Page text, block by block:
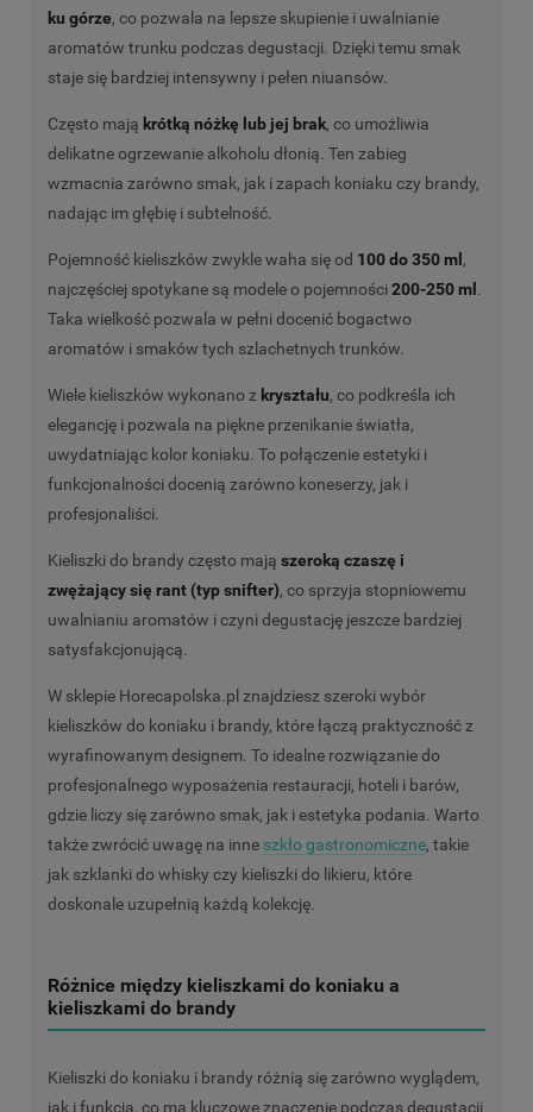
ku górze, co pozwala na lepsze skupienie i uwalnianie
aromatów trunku podczas degustacji. Dzięki temu smak
staje się bardziej intensywny i pełen niuansów.
Często mają krótką nóżkę lub jej brak, co umożliwia
delikatne ogrzewanie alkoholu dłonią. Ten zabieg
wzmacnia zarówno smak, jak i zapach koniaku czy brandy,
nadając im głębię i subtelność.
Pojemność kieliszków zwykle waha się od 100 do 350 ml ,
najczęściej spotykane są modele o pojemności200-250 ml .
Taka wielkość pozwala w pełni docenić bogactwo
aromatów i smaków tych szlachetnych trunków.
Wiele kieliszków wykonano z kryształu, co podkreśla ich
elegancję i pozwala na piękne przenikanie światła,
uwydatniając kolor koniaku. To połączenie estetyki i
funkcjonalności docenią zarówno koneserzy, jak i
profesjonaliści.
Kieliszki do brandy często mają szeroką czaszę i
zwężający się rant (typ snifter), co sprzyja stopniowemu
uwalnianiu aromatów i czyni degustację jeszcze bardziej
satysfakcjonującą.
W sklepie Horecapolska.pl znajdziesz szeroki wybór
kieliszków do koniaku i brandy, które łączą praktyczność z
wyrafinowanym designem. To idealne rozwiązanie do
profesjonalnego wyposażenia restauracji, hoteli i barów,
gdzie liczy się zarówno smak, jak i estetyka podania. Warto
także zwrócić uwagę na inne szkło gastronomiczne, takie
jak szklanki do whisky czy kieliszki do likieru, które
doskonale uzupełnią każdą kolekcję.
Różnice między kieliszkami do koniaku a
kieliszkami do brandy
Kieliszki do koniaku i brandy różnią się zarówno wyglądem,
jak i funkcją, co ma kluczowe znaczenie podczas degustacji